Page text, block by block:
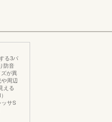
る3パ
防音
が異
周辺
える
ッサS